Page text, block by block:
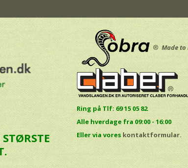
® Made to
Ring på Tlf: 69 15 05 82
Alle hverdage fra 09:00 - 16:00
Eller via vores kontaktformular.